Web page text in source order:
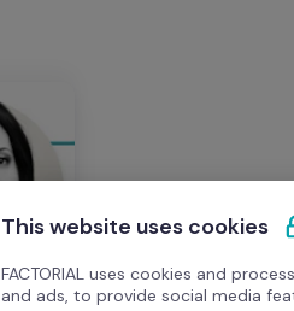
This website uses cookies
FACTORIAL uses cookies and
and ads, to provide social media